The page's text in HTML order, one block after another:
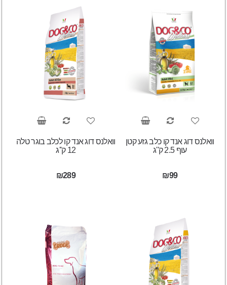
וואלנס דוג אנד קו כלב גזע קטן
עוף 2.5 ק''ג
₪99
וואלנס דוג אנד קו לכלב בוגר טלה
12 ק''ג
₪289